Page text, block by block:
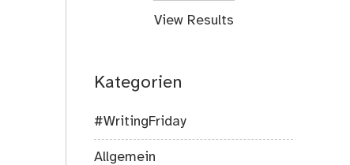
View Results
Kategorien
#WritingFriday
Allgemein